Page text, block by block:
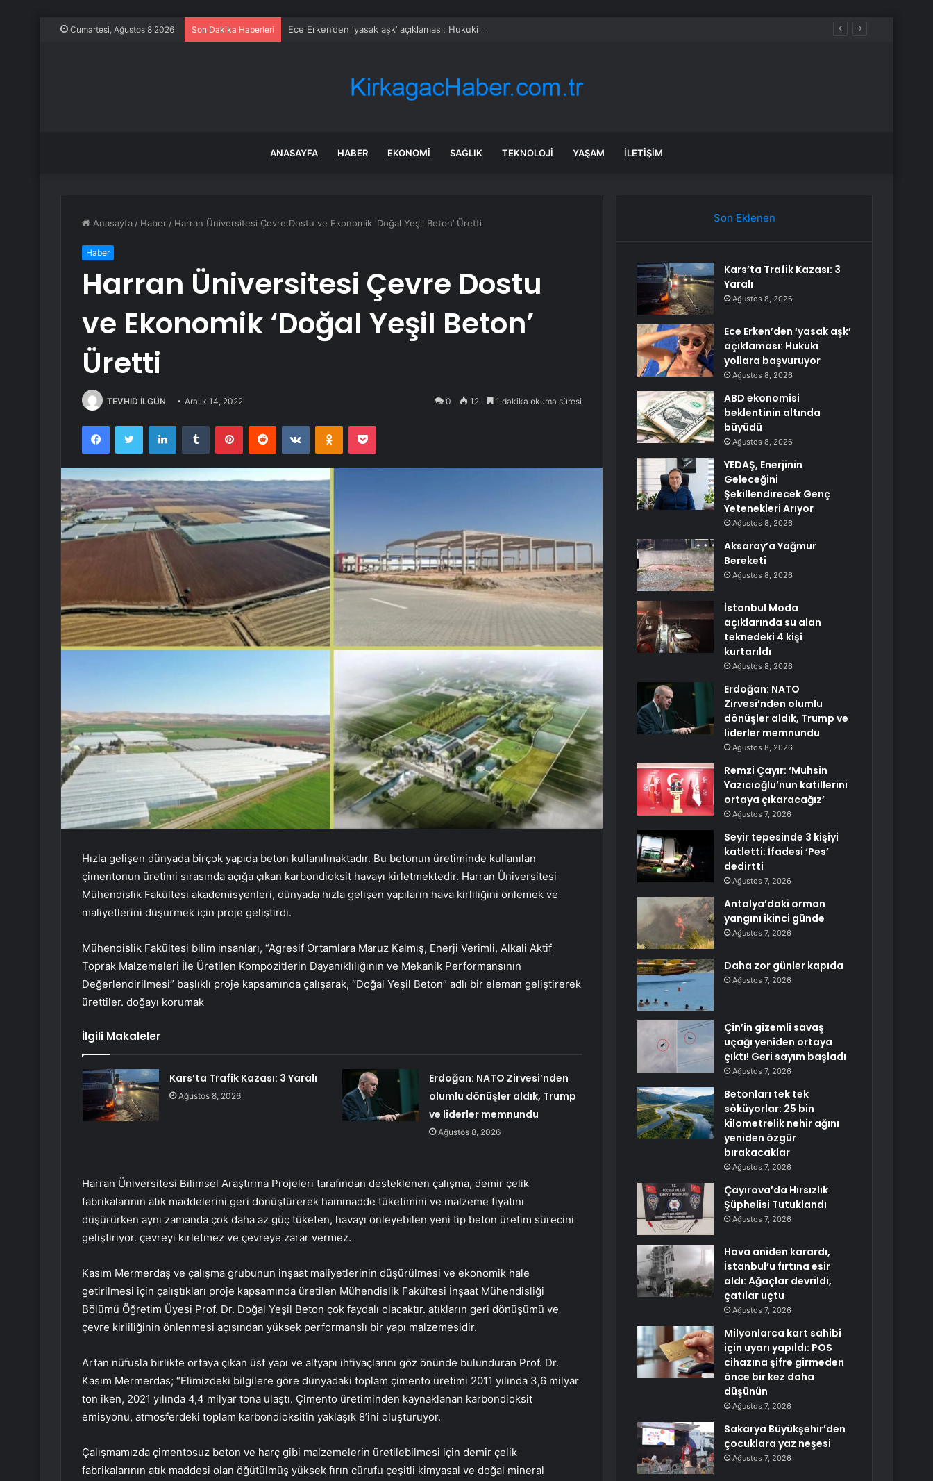
Cumartesi, Ağustos 8 2026 Son Dakika Haberleri Ece Erken’den ‘yasak aşk’ açıklaması: Hukuki yollara başvuruyor
ANASAYFA HABER EKONOMI SAĞLIK TEKNOLOJI YAŞAM İLETIŞIM
Anasayfa / Haber / Harran Üniversitesi Çevre Dostu ve Ekonomik ‘Doğal Yeşil Beton’ Üretti
Haber
Harran Üniversitesi Çevre Dostu
ve Ekonomik ‘Doğal Yeşil Beton’
Üretti
TEVHİD İLGÜN Aralık 14, 2022 0 12 1 dakika okuma süresi
FacebookTwitter LinkedInTumblr PinterestReddit VKontakteOdnoklassniki
Pocket
Hızla gelişen dünyada birçok yapıda beton kullanılmaktadır. Bu betonun üretiminde kullanılan
çimentonun üretimi sırasında açığa çıkan karbondioksit havayı kirletmektedir. Harran Üniversitesi
Mühendislik Fakültesi akademisyenleri, dünyada hızla gelişen yapıların hava kirliliğini önlemek ve
maliyetlerini düşürmek için proje geliştirdi.
Mühendislik Fakültesi bilim insanları, “Agresif Ortamlara Maruz Kalmış, Enerji Verimli, Alkali Aktif
Toprak Malzemeleri İle Üretilen Kompozitlerin Dayanıklılığının ve Mekanik Performansının
Değerlendirilmesi” başlıklı proje kapsamında çalışarak, “Doğal Yeşil Beton” adlı bir eleman geliştirerek
ürettiler. doğayı korumak
İlgili Makaleler
Kars’ta Trafik Kazası: 3 Yaralı
Ağustos 8, 2026
Erdoğan: NATO Zirvesi’nden
olumlu dönüşler aldık, Trump
ve liderler memnundu
Ağustos 8, 2026
Harran Üniversitesi Bilimsel Araştırma Projeleri tarafından desteklenen çalışma, demir çelik
fabrikalarının atık maddelerini geri dönüştürerek hammadde tüketimini ve malzeme fiyatını
düşürürken aynı zamanda çok daha az güç tüketen, havayı önleyebilen yeni tip beton üretim sürecini
geliştiriyor. çevreyi kirletmez ve çevreye zarar vermez.
Kasım Mermerdaş ve çalışma grubunun inşaat maliyetlerinin düşürülmesi ve ekonomik hale
getirilmesi için çalıştıkları proje kapsamında üretilen Mühendislik Fakültesi İnşaat Mühendisliği
Bölümü Öğretim Üyesi Prof. Dr. Doğal Yeşil Beton çok faydalı olacaktır. atıkların geri dönüşümü ve
çevre kirliliğinin önlenmesi açısından yüksek performanslı bir yapı malzemesidir.
Artan nüfusla birlikte ortaya çıkan üst yapı ve altyapı ihtiyaçlarını göz önünde bulunduran Prof. Dr.
Kasım Mermerdas; “Elimizdeki bilgilere göre dünyadaki toplam çimento üretimi 2011 yılında 3,6 milyar
ton iken, 2021 yılında 4,4 milyar tona ulaştı. Çimento üretiminden kaynaklanan karbondioksit
emisyonu, atmosferdeki toplam karbondioksitin yaklaşık 8’ini oluşturuyor.
Çalışmamızda çimentosuz beton ve harç gibi malzemelerin üretilebilmesi için demir çelik
fabrikalarının atık maddesi olan öğütülmüş yüksek fırın cürufu çeşitli kimyasal ve doğal mineral
Son Eklenen
Kars’ta Trafik Kazası: 3
Yaralı
Ağustos 8, 2026
Ece Erken’den ‘yasak aşk’
açıklaması: Hukuki
yollara başvuruyor
Ağustos 8, 2026
ABD ekonomisi
beklentinin altında
büyüdü
Ağustos 8, 2026
YEDAŞ, Enerjinin
Geleceğini
Şekillendirecek Genç
Yetenekleri Arıyor
Ağustos 8, 2026
Aksaray’a Yağmur
Bereketi
Ağustos 8, 2026
İstanbul Moda
açıklarında su alan
teknedeki 4 kişi
kurtarıldı
Ağustos 8, 2026
Erdoğan: NATO
Zirvesi’nden olumlu
dönüşler aldık, Trump ve
liderler memnundu
Ağustos 8, 2026
Remzi Çayır: ‘Muhsin
Yazıcıoğlu’nun katillerini
ortaya çıkaracağız’
Ağustos 7, 2026
Seyir tepesinde 3 kişiyi
katletti: İfadesi ‘Pes’
dedirtti
Ağustos 7, 2026
Antalya’daki orman
yangını ikinci günde
Ağustos 7, 2026
Daha zor günler kapıda
Ağustos 7, 2026
Çin’in gizemli savaş
uçağı yeniden ortaya
çıktı! Geri sayım başladı
Ağustos 7, 2026
Betonları tek tek
söküyorlar: 25 bin
kilometrelik nehir ağını
yeniden özgür
bırakacaklar
Ağustos 7, 2026
Çayırova’da Hırsızlık
Şüphelisi Tutuklandı
Ağustos 7, 2026
Hava aniden karardı,
İstanbul’u fırtına esir
aldı: Ağaçlar devrildi,
çatılar uçtu
Ağustos 7, 2026
Milyonlarca kart sahibi
için uyarı yapıldı: POS
cihazına şifre girmeden
önce bir kez daha
düşünün
Ağustos 7, 2026
Sakarya Büyükşehir’den
çocuklara yaz neşesi
Ağustos 7, 2026